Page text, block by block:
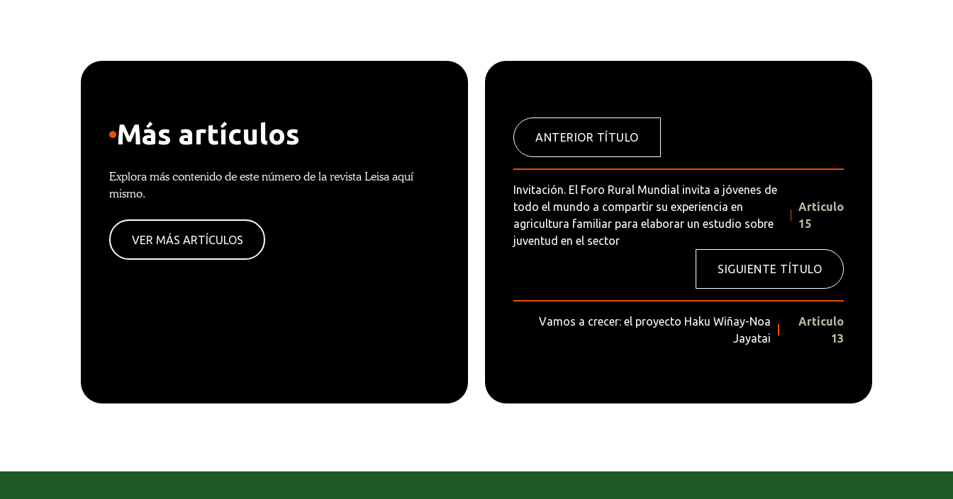
Más artículos
Explora más contenido de este número de la revista Leisa aquí
mismo.
VER MÁS ARTÍCULOS
ANTERIOR TÍTULO
Invitación. El Foro Rural Mundial invita a jóvenes de
todo el mundo a compartir su experiencia en
agricultura familiar para elaborar un estudio sobre
juventud en el sector
Artículo
15
SIGUIENTE TÍTULO
Vamos a crecer: el proyecto Haku Wiñay-Noa
Jayatai
Artículo
13